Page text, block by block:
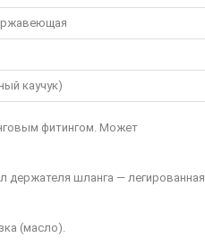
каучук)
фитингом. Может
держателя шланга — легированная
(масло).